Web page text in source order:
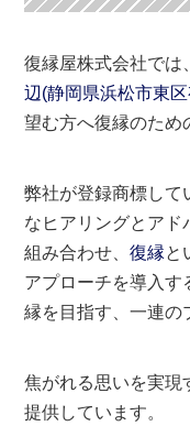
復縁屋株式会社では、
辺(静岡県浜松市東
望む方へ復縁のため
弊社が登録商標して
なヒアリングとアド
組み合わせ、復縁と
アプローチを導入す
縁を目指す、一連の
焦がれる思いを実現
提供しています。